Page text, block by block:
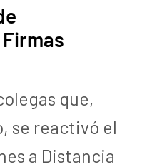
que,
se reactivó el
a Distancia